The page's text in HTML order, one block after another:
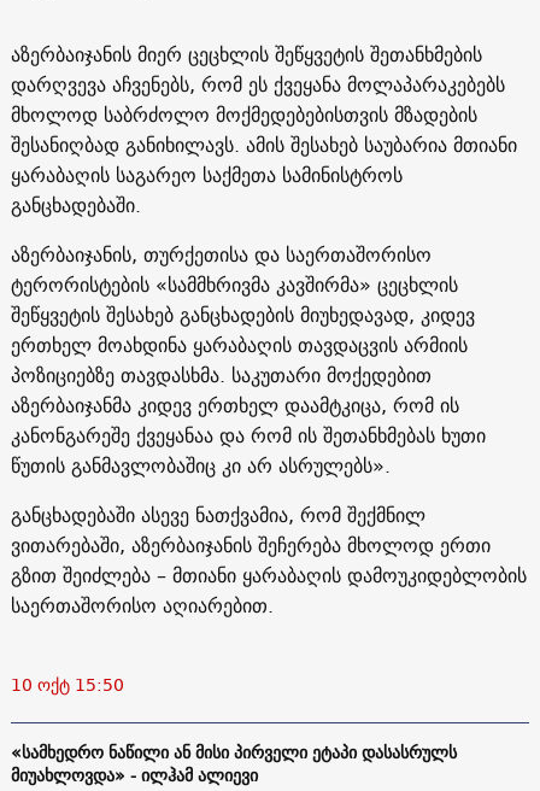
აზერბაიჯანის მიერ ცეცხლის შეწყვეტის შეთანხმების
დარღვევა აჩვენებს, რომ ეს ქვეყანა მოლაპარაკებებს
მხოლოდ საბრძოლო მოქმედებებისთვის მზადების
შესანიღბად განიხილავს. ამის შესახებ საუბარია მთიანი
ყარაბაღის საგარეო საქმეთა სამინისტროს
განცხადებაში.
აზერბაიჯანის, თურქეთისა და საერთაშორისო
ტერორისტების «სამმხრივმა კავშირმა» ცეცხლის
შეწყვეტის შესახებ განცხადების მიუხედავად, კიდევ
ერთხელ მოახდინა ყარაბაღის თავდაცვის არმიის
პოზიციებზე თავდასხმა. საკუთარი მოქედებით
აზერბაიჯანმა კიდევ ერთხელ დაამტკიცა, რომ ის
კანონგარეშე ქვეყანაა და რომ ის შეთანხმებას ხუთი
წუთის განმავლობაშიც კი არ ასრულებს».
განცხადებაში ასევე ნათქვამია, რომ შექმნილ
ვითარებაში, აზერბაიჯანის შეჩერება მხოლოდ ერთი
გზით შეიძლება – მთიანი ყარაბაღის დამოუკიდებლობის
საერთაშორისო აღიარებით.
10 ოქტ 15:50
«სამხედრო ნაწილი ან მისი პირველი ეტაპი დასასრულს
მიუახლოვდა» - ილჰამ ალიევი